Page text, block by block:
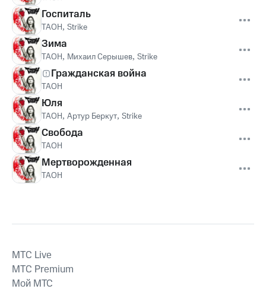
Госпиталь
ТАОН, Strike
Зима
ТАОН, Михаил Серышев, Strike
Гражданская война
ТАОН
Юля
ТАОН, Артур Беркут, Strike
Свобода
ТАОН
Мертворожденная
ТАОН
MTС Live
MTС Premium
Мой МТС